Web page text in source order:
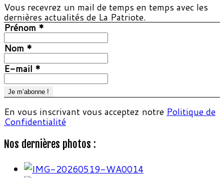
Vous recevrez un mail de temps en temps avec les
dernières actualités de La Patriote.
Prénom *
Nom *
E-mail *
En vous inscrivant vous acceptez notre Politique de
Confidentialité
Nos dernières photos :